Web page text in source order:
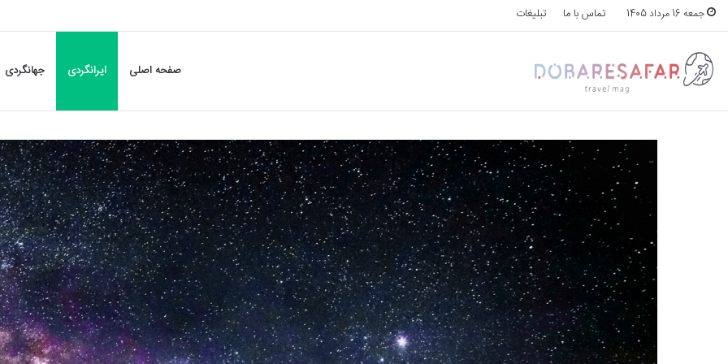
جمعه 16 مرداد 1405 تماس با ما تبلیغات
صفحه اصلی ایرانگردی جهانگردی